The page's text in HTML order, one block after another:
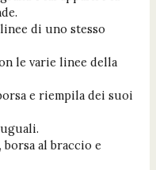
di uno stesso
le varie linee della
e riempila dei suoi
al braccio e